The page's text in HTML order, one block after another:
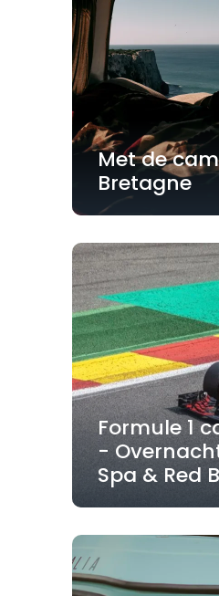
Met de
Bretagne
Formule 1
-
Spa & Red